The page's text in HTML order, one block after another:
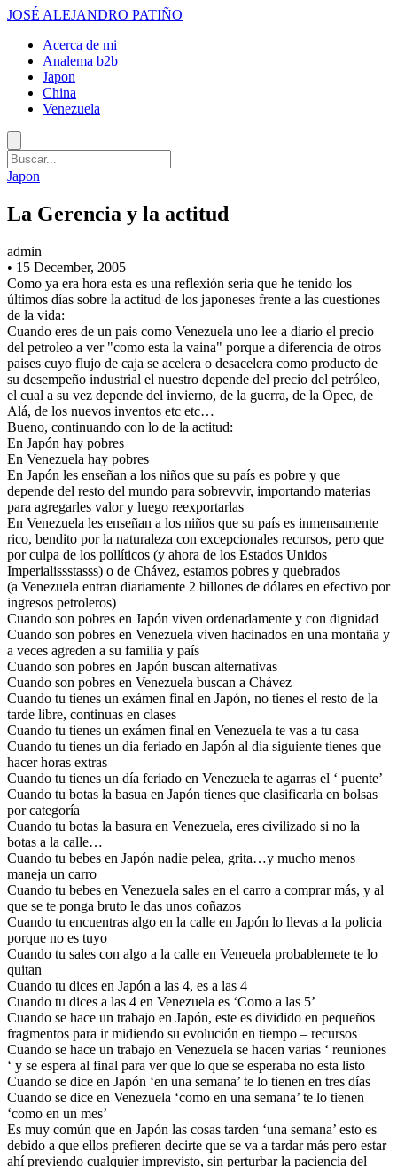
JOSÉ ALEJANDRO PATIÑO
Acerca de mi
Analema b2b
Japon
China
Venezuela
Japon
La Gerencia y la actitud
admin
• 15 December, 2005
Como ya era hora esta es una reflexión seria que he tenido los
últimos días sobre la actitud de los japoneses frente a las cuestiones
de la vida:
Cuando eres de un pais como Venezuela uno lee a diario el precio
del petroleo a ver "como esta la vaina" porque a diferencia de otros
paises cuyo flujo de caja se acelera o desacelera como producto de
su desempeño industrial el nuestro depende del precio del petróleo,
el cual a su vez depende del invierno, de la guerra, de la Opec, de
Alá, de los nuevos inventos etc etc…
Bueno, continuando con lo de la actitud:
En Japón hay pobres
En Venezuela hay pobres
En Japón les enseñan a los niños que su país es pobre y que
depende del resto del mundo para sobrevvir, importando materias
para agregarles valor y luego reexportarlas
En Venezuela les enseñan a los niños que su país es inmensamente
rico, bendito por la naturaleza con excepcionales recursos, pero que
por culpa de los pollíticos (y ahora de los Estados Unidos
Imperialissstasss) o de Chávez, estamos pobres y quebrados
(a Venezuela entran diariamente 2 billones de dólares en efectivo por
ingresos petroleros)
Cuando son pobres en Japón viven ordenadamente y con dignidad
Cuando son pobres en Venezuela viven hacinados en una montaña y
a veces agreden a su familia y país
Cuando son pobres en Japón buscan alternativas
Cuando son pobres en Venezuela buscan a Chávez
Cuando tu tienes un exámen final en Japón, no tienes el resto de la
tarde libre, continuas en clases
Cuando tu tienes un exámen final en Venezuela te vas a tu casa
Cuando tu tienes un dia feriado en Japón al dia siguiente tienes que
hacer horas extras
Cuando tu tienes un día feriado en Venezuela te agarras el ‘ puente’
Cuando tu botas la basua en Japón tienes que clasificarla en bolsas
por categoría
Cuando tu botas la basura en Venezuela, eres civilizado si no la
botas a la calle…
Cuando tu bebes en Japón nadie pelea, grita…y mucho menos
maneja un carro
Cuando tu bebes en Venezuela sales en el carro a comprar más, y al
que se te ponga bruto le das unos coñazos
Cuando tu encuentras algo en la calle en Japón lo llevas a la policia
porque no es tuyo
Cuando tu sales con algo a la calle en Veneuela probablemete te lo
quitan
Cuando tu dices en Japón a las 4, es a las 4
Cuando tu dices a las 4 en Venezuela es ‘Como a las 5’
Cuando se hace un trabajo en Japón, este es dividido en pequeños
fragmentos para ir midiendo su evolución en tiempo – recursos
Cuando se hace un trabajo en Venezuela se hacen varias ‘ reuniones
‘ y se espera al final para ver que lo que se esperaba no esta listo
Cuando se dice en Japón ‘en una semana’ te lo tienen en tres días
Cuando se dice en Venezuela ‘como en una semana’ te lo tienen
‘como en un mes’
Es muy común que en Japón las cosas tarden ‘una semana’ esto es
debido a que ellos prefieren decirte que se va a tardar más pero estar
ahí previendo cualquier imprevisto, sin perturbar la paciencia del